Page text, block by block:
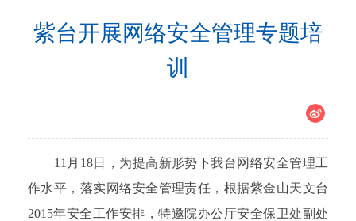
紫台开展网络安全管理专题培
训
11月18日，为提高新形势下我台网络安全管理工
作水平，落实网络安全管理责任，根据紫金山天文台
2015年安全工作安排，特邀院办公厅安全保卫处副处